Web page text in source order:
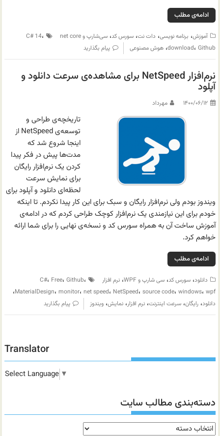
ادامه‌ی مطلب
آموزش، برنامه نویسی، دات نت،سورس کد،سی‌شارپ و net core C# 14،
download، Github ،هوش مصنوعی پیام بگذارید
نرم‌افزار NetSpeed برای مشاهده‌ی سرعت دانلود و
آپلود
۱۴۰۰/۰۶/۱۲ مهرداد
تاریخچه‌ی طراحی و
توسعه‌ی NetSpeed از
اینجا شروع شد که
مدت‌ها پیش در فکر پیدا
کردن یک نرم‌افزار رایگان
برای نمایش سرعت
لحظه‌ای دانلود و آپلود برای
ویندوز بودم ولی نرم‌افزار رایگان و سبک برای این کار پیدا نکردم. تا اینکه
خودم برای این نیازمندی یک نرم‌افزار کوچک طراحی کردم که در ادامه‌ی
آموزش ساخت آن به همراه سورس کد و نسخه‌ی نهایی را برای شما ارائه
خواهم کرد.
ادامه‌ی مطلب
دانلود،سورس کد،سی شارپ و WPF ،نرم افزار C#، Free، Github،
MaterialDesign، monitor، net speed، NetSpeed، source code، windows، wpf ،
دانلود،رایگان،سرعت اینترنت،نرم افزار،نمایش،ویندوز پیام بگذارید
Translator
Select Language ▼
دسته‌بندی مطالب سایت
دسته‌بندی